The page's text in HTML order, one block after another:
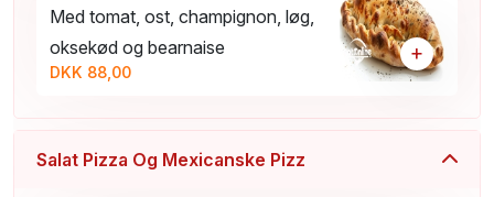
Med tomat, ost, champignon, løg,
oksekød og bearnaise
DKK 88,00
+
Salat Pizza Og Mexicanske Pizz